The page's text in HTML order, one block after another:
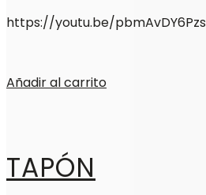
https://youtu.be/pbmAvDY6Pzs
Añadir al carrito
TAPÓN